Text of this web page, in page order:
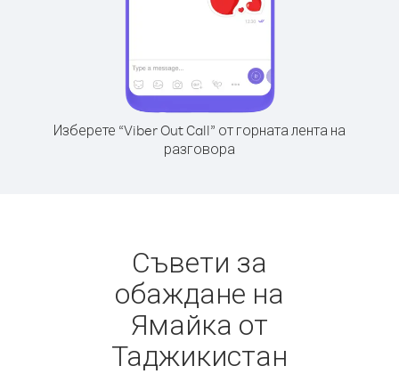
Изберете “Viber Out Call” от горната лента на
разговора
Съвети за
обаждане на
Ямайка от
Таджикистан